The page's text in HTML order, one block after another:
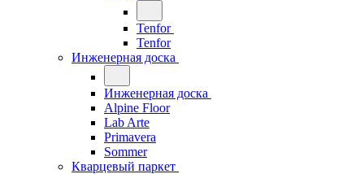
Tenfor
Tenfor
Инженерная доска
Инженерная доска
Alpine Floor
Lab Arte
Primavera
Sommer
Кварцевый паркет